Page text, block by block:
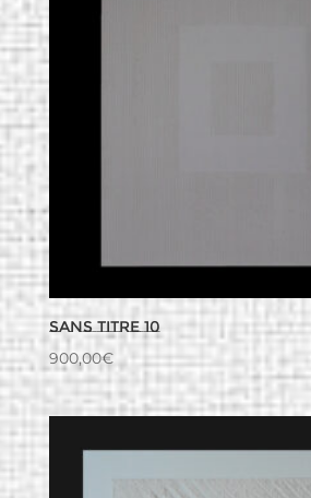
Sans titre 10
900,00€